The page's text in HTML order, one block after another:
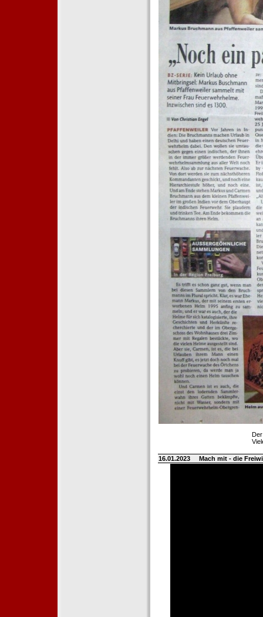
16.01.2023 Mach mit - die